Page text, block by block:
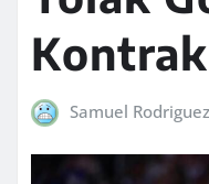
Samuel Rodriguez